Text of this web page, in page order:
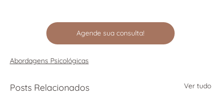
Agende sua consulta!
Abordagens Psicológicas
Posts Relacionados Ver tudo